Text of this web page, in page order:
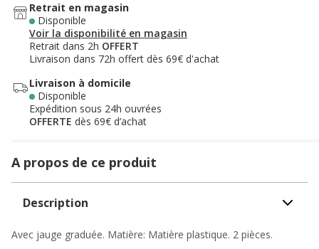
Retrait en magasin
Disponible
Voir la disponibilité en magasin
Retrait dans 2h OFFERT
Livraison dans 72h offert dès 69€ d'achat
Livraison à domicile
Disponible
Expédition sous 24h ouvrées
OFFERTE dès 69€ d’achat
A propos de ce produit
Description
Avec jauge graduée. Matière: Matière plastique. 2 pièces.